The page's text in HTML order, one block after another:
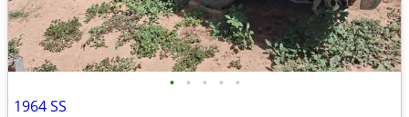
• • • • •
1964 SS